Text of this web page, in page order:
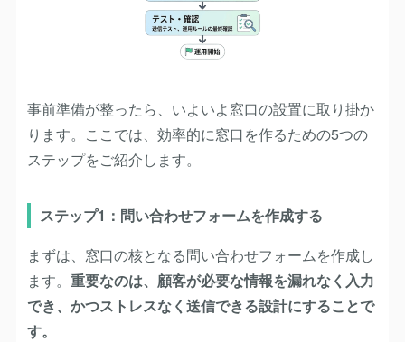
事前準備が整ったら、いよいよ窓口の設置に取り掛か
ります。ここでは、効率的に窓口を作るための5つの
ステップをご紹介します。
ステップ1：問い合わせフォームを作成する
まずは、窓口の核となる問い合わせフォームを作成し
ます。 重要なのは、顧客が必要な情報を漏れなく入力
でき、かつストレスなく送信できる設計にすることで
す。